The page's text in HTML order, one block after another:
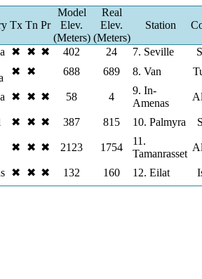
Tx Tn Pr
Model
Elev.
(Meters)
Real
Elev.
(Meters)
Station
✖ ✖ ✖ 402 24 7. Seville
✖ ✖ 688 689 8. Van
✖ ✖ ✖ 58 4
9. In-
Amenas
✖ ✖ ✖ 387 815 10. Palmyra
✖ ✖ ✖ 2123 1754
11.
Tamanrasset
✖ ✖ ✖ 132 160 12. Eilat